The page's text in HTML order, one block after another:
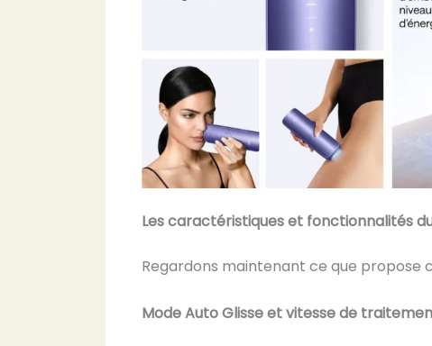
Les caractéristiques et fonctionnalités
Regardons maintenant ce que propose
Mode Auto Glisse et vitesse de